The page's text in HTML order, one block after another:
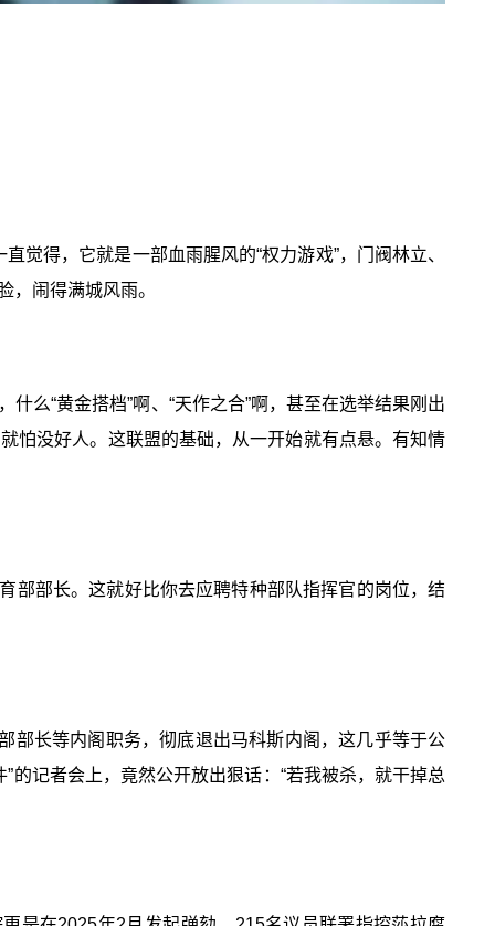
觉得，它就是一部血雨腥风的“权力游戏”，门阀林立、
闹得满城风雨。
么“黄金搭档”啊、“天作之合”啊，甚至在选举结果刚出
怕没好人。这联盟的基础，从一开始就有点悬。有知情
部部长。这就好比你去应聘特种部队指挥官的岗位，结
部长等内阁职务，彻底退出马科斯内阁，这几乎等于公
记者会上，竟然公开放出狠话：“若我被杀，就干掉总